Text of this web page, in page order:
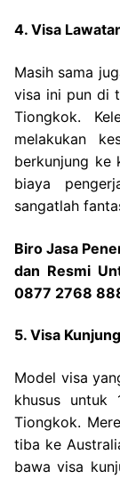
4. Visa
Masih sama
visa ini pun di
Tiongkok.
melakukan
berkunjung ke
biaya
sangatlah
Biro Jasa
dan Resmi
0877 2768
5. Visa
Model visa
khusus untuk
Tiongkok.
tiba ke
bawa visa